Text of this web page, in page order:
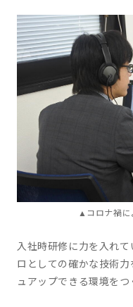
▲コロナ禍に
入社時研修に力を入れ
ロとしての確かな技術
ュアップできる環境をつ